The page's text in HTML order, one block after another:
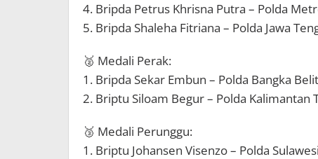
4. Bripda Petrus Khrisna Putra – Polda
5. Bripda Shaleha Fitriana – Polda Jawa
🥈 Medali Perak:
1. Bripda Sekar Embun – Polda Bangka
2. Briptu Siloam Begur – Polda Kalimantan
🥉 Medali Perunggu:
1. Briptu Johansen Visenzo – Polda